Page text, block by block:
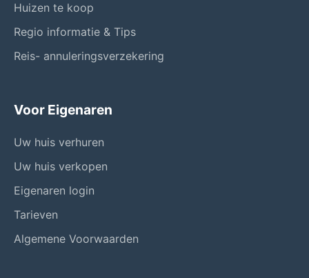
Huizen te koop
Regio informatie & Tips
Reis- annuleringsverzekering
Voor Eigenaren
Uw huis verhuren
Uw huis verkopen
Eigenaren login
Tarieven
Algemene Voorwaarden